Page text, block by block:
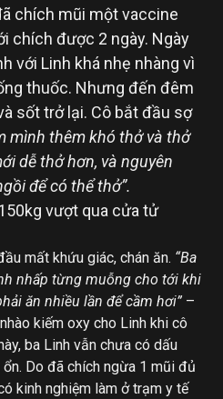
chích mũi một vaccine
chích được 2 ngày. Ngày
với Linh khá nhẹ nhàng vì
thuốc. Nhưng đến đêm
sốt trở lại. Cô bắt đầu sợ
mình thêm khó thở và thở
dễ thở hơn, và nguyên
để có thể thở”.
mất khứu giác, chán ăn. “Ba
nhấp từng muỗng cho tới khi
ăn nhiều lần để cầm hơi” –
kiếm oxy cho Linh khi cô
ba Linh vẫn chưa có dấu
Do đã chích ngừa 1 mũi đủ
kinh nghiệm làm ở trạm y tế